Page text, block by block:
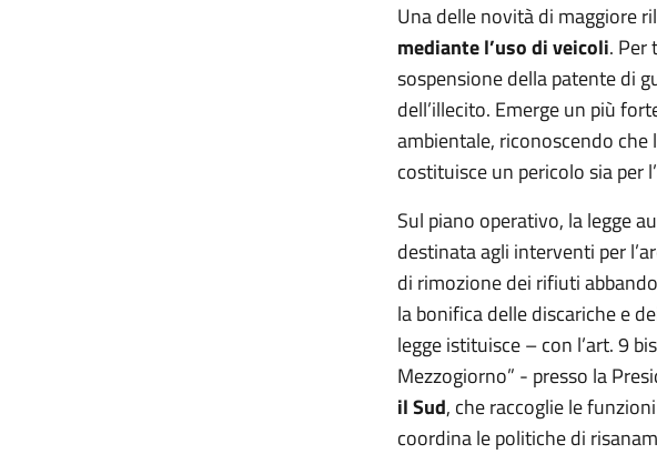
Una delle novità di maggiore
mediante l’uso di veicoli. Per
sospensione della patente di
dell’illecito. Emerge un più
ambientale, riconoscendo
costituisce un pericolo sia per
Sul piano operativo, la legge
destinata agli interventi per
di rimozione dei rifiuti
la bonifica delle discariche e
legge istituisce – con l’art. 9
Mezzogiorno” - presso la
il Sud, che raccoglie le
coordina le politiche di